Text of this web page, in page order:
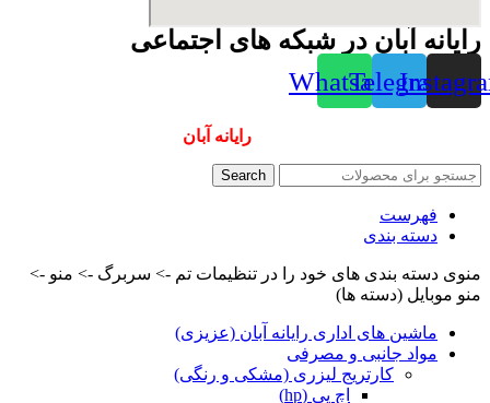
رایانه آبان در شبکه های اجتماعی
Telegram
Whatsapp
رایانه آبان
Search
فهرست
دسته بندی
منوی دسته بندی های خود را در تنظیمات تم -> سربرگ -> منو ->
منو موبایل (دسته ها)
ماشین های اداری رایانه آبان (عزیزی)
مواد جانبی و مصرفی
کارتریج لیزری (مشکی و رنگی)
اچ پی (hp)